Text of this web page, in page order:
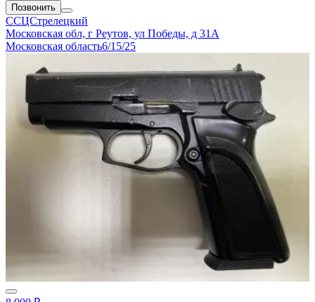
Позвонить
ССЦСтрелецкий
Московская обл, г Реутов, ул Победы, д 31А
Московская область6/15/25